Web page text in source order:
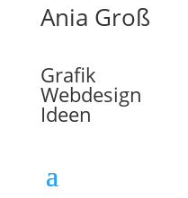
Ania Groß
Grafik
Webdesign
Ideen